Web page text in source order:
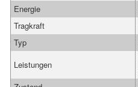
Energie
Tragkraft
Typ
Leistungen